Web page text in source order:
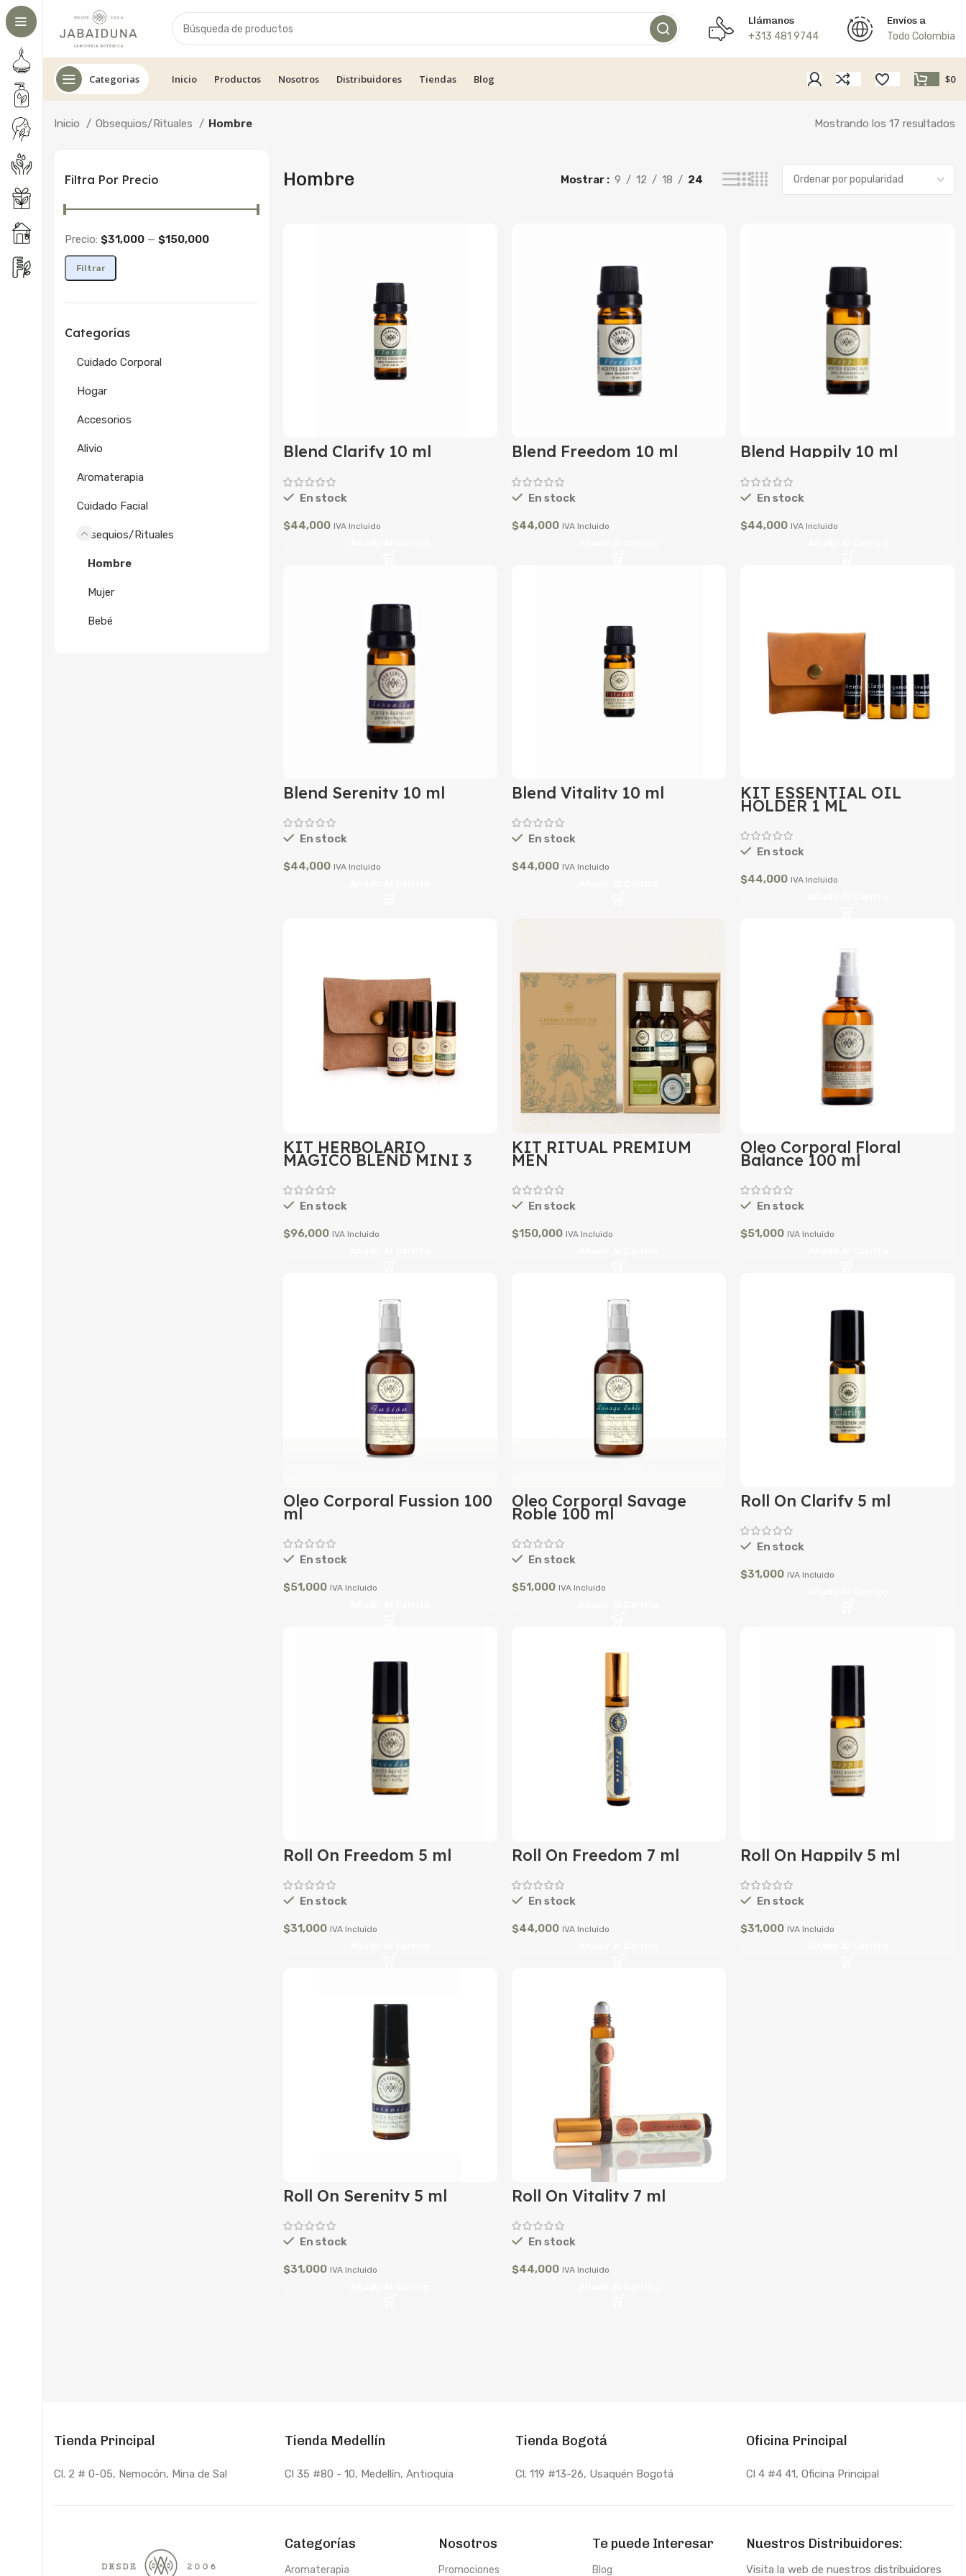
Llámanos
+313 481 9744
Envíos a
Todo Colombia
Categorias Inicio Productos Nosotros Distribuidores Tiendas Blog $0
Inicio Obsequios/Rituales Hombre Mostrando los 17 resultados
Filtra Por Precio
Precio
mínimo
Precio
máximo
Filtrar
Precio: $31,000 — $150,000
Categorías
Cuidado Corporal
Hogar
Accesorios
Alivio
Aromaterapia
Cuidado Facial
Obsequios/Rituales
Hombre
Mujer
Bebé
Hombre Mostrar 9 12 18 24
Blend Clarify 10 ml
En stock
$44,000 IVA Incluido
Blend Freedom 10 ml
En stock
$44,000 IVA Incluido
Blend Happily 10 ml
En stock
$44,000 IVA Incluido
Blend Serenity 10 ml
En stock
$44,000 IVA Incluido
Blend Vitality 10 ml
En stock
$44,000 IVA Incluido
KIT ESSENTIAL OIL
HOLDER 1 ML
En stock
$44,000 IVA Incluido
KIT HERBOLARIO
MAGICO BLEND MINI 3
En stock
$96,000 IVA Incluido
KIT RITUAL PREMIUM
MEN
En stock
$150,000 IVA Incluido
Oleo Corporal Floral
Balance 100 ml
En stock
$51,000 IVA Incluido
Oleo Corporal Fussion 100
ml
En stock
$51,000 IVA Incluido
Oleo Corporal Savage
Roble 100 ml
En stock
$51,000 IVA Incluido
Roll On Clarify 5 ml
En stock
$31,000 IVA Incluido
Roll On Freedom 5 ml
En stock
$31,000 IVA Incluido
Roll On Freedom 7 ml
En stock
$44,000 IVA Incluido
Roll On Happily 5 ml
En stock
$31,000 IVA Incluido
Roll On Serenity 5 ml
En stock
$31,000 IVA Incluido
Roll On Vitality 7 ml
En stock
$44,000 IVA Incluido
Tienda Principal
Cl. 2 # 0-05, Nemocón, Mina de Sal
Tienda Medellín
Cl 35 #80 - 10, Medellín, Antioquia
Tienda Bogotá
Cl. 119 #13-26, Usaquén Bogotá
Oficina Principal
Cl 4 #4 41, Oficina Principal
Categorías
Aromaterapia
Nosotros
Promociones
Te puede Interesar
Blog
Nuestros Distribuidores:
Visita la web de nuestros distribuidores